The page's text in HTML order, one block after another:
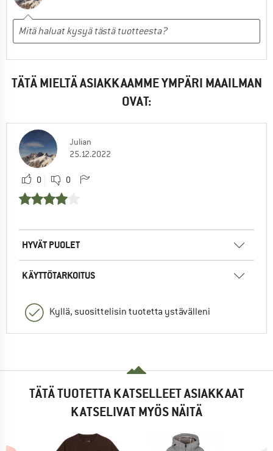
TÄTÄ MIELTÄ ASIAKKAAMME YMPÄRI MAAILMAN
OVAT:
Julian
25.12.2022
0 0
HYVÄT PUOLET
KÄYTTÖTARKOITUS
Kyllä, suosittelisin tuotetta ystävälleni
TÄTÄ TUOTETTA KATSELLEET ASIAKKAAT
KATSELIVAT MYÖS NÄITÄ